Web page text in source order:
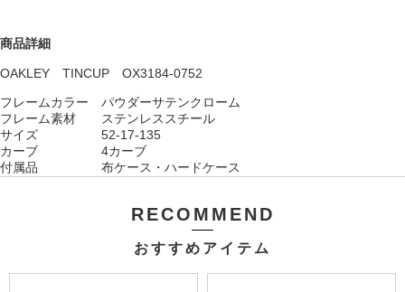
商品詳細
OAKLEY TINCUP OX3184-0752
フレームカラー パウダーサテンクローム
フレーム素材 ステンレススチール
サイズ 52-17-135
カーブ 4カーブ
付属品 布ケース・ハードケース
RECOMMEND
おすすめアイテム